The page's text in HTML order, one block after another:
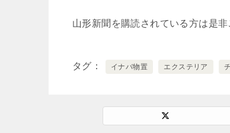
山形新聞を購読されている方は是非
タグ イナバ物置 エクステリア